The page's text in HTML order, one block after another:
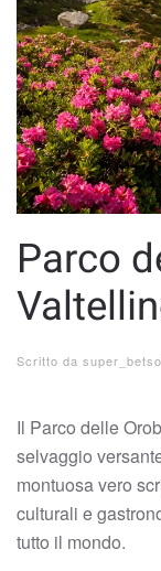
Parco
Scritto da
Il Parco delle
selvaggio
montuosa vero
culturali e
tutto il mondo.